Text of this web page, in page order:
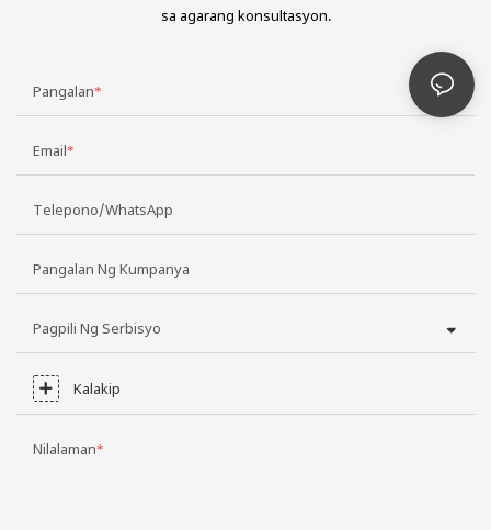
sa agarang konsultasyon.
Pangalan
Email
Telepono/WhatsApp
Pangalan Ng Kumpanya
Pagpili Ng Serbisyo
Kalakip
Nilalaman